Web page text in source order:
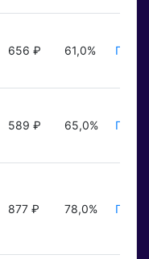
656 ₽ 61,0%
589 ₽ 65,0%
877 ₽ 78,0%